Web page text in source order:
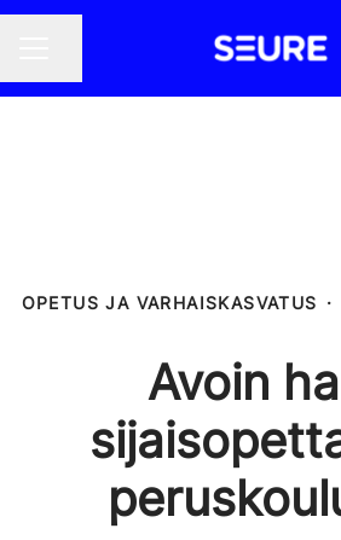
OPETUS JA VARHAISKASVATUS ·
Avoin